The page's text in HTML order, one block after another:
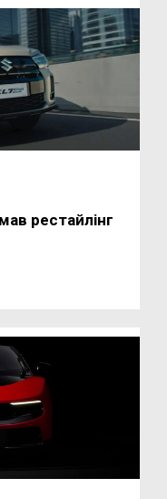
рестайлінг